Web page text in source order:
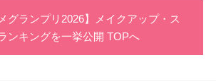
グランプリ2026】メイクアップ・ス
ンキングを一挙公開 TOPへ